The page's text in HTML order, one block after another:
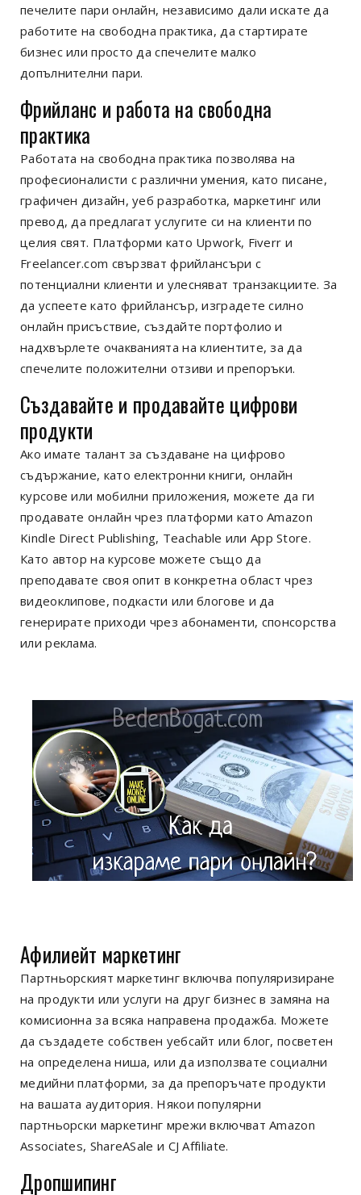
печелите пари онлайн, независимо дали искате да
работите на свободна практика, да стартирате
бизнес или просто да спечелите малко
допълнителни пари.
Фрийланс и работа на свободна
практика
Работата на свободна практика позволява на
професионалисти с различни умения, като писане,
графичен дизайн, уеб разработка, маркетинг или
превод, да предлагат услугите си на клиенти по
целия свят. Платформи като Upwork, Fiverr и
Freelancer.com свързват фрийлансъри с
потенциални клиенти и улесняват транзакциите. За
да успеете като фрийлансър, изградете силно
онлайн присъствие, създайте портфолио и
надхвърлете очакванията на клиентите, за да
спечелите положителни отзиви и препоръки.
Създавайте и продавайте цифрови
продукти
Ако имате талант за създаване на цифрово
съдържание, като електронни книги, онлайн
курсове или мобилни приложения, можете да ги
продавате онлайн чрез платформи като Amazon
Kindle Direct Publishing, Teachable или App Store.
Като автор на курсове можете също да
преподавате своя опит в конкретна област чрез
видеоклипове, подкасти или блогове и да
генерирате приходи чрез абонаменти, спонсорства
или реклама.
Афилиейт маркетинг
Партньорският маркетинг включва популяризиране
на продукти или услуги на друг бизнес в замяна на
комисионна за всяка направена продажба. Можете
да създадете собствен уебсайт или блог, посветен
на определена ниша, или да използвате социални
медийни платформи, за да препоръчате продукти
на вашата аудитория. Някои популярни
партньорски маркетинг мрежи включват Amazon
Associates, ShareASale и CJ Affiliate.
Дропшипинг